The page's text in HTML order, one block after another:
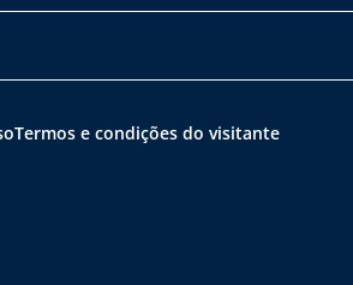
Termos e condições do visitante